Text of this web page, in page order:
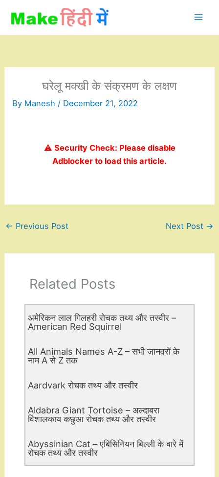
content
घरेलू मक्खी के संक्रमण के लक्षण
By Manesh / December 21, 2022
⚠️ Security Check: Please disable
Adblocker to load this article.
← Previous Post Next Post →
Related Posts
अमेरिकन लाल गिलहरी रोचक तथ्य और तस्वीर –
American Red Squirrel
All Animals Names A-Z – सभी जानवरों के
नाम A से Z तक
Aardvark रोचक तथ्य और तस्वीर
Aldabra Giant Tortoise – अल्दाबरा
विशालकाय कछुआ रोचक तथ्य और तस्वीर
Abyssinian Cat – एबिसिनियन बिल्ली के बारे में
रोचक तथ्य और तस्वीर